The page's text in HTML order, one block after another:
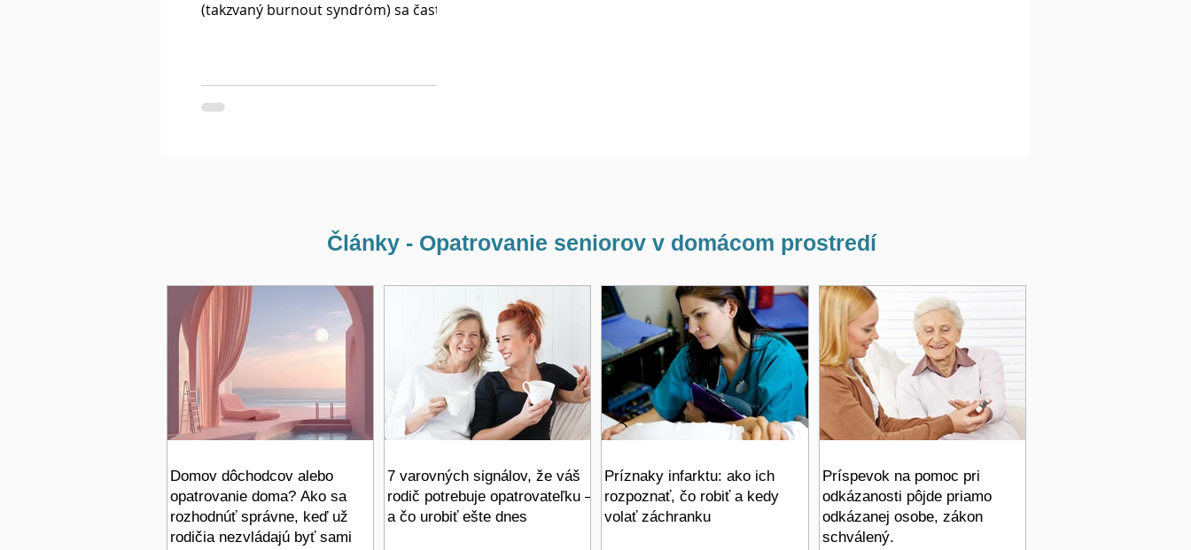
(takzvaný burnout syndróm) sa často
Články - Opatrovanie seniorov v domácom prostredí
Domov dôchodcov alebo
opatrovanie doma? Ako sa
rozhodnúť správne, keď už
rodičia nezvládajú byť sami
7 varovných signálov, že váš
rodič potrebuje opatrovateľku –
a čo urobiť ešte dnes
Príznaky infarktu: ako ich
rozpoznať, čo robiť a kedy
volať záchranku
Príspevok na pomoc pri
odkázanosti pôjde priamo
odkázanej osobe, zákon
schválený.